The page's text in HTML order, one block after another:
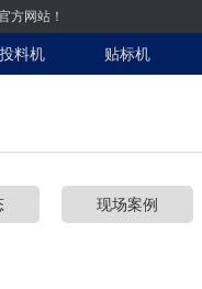
方网站！
料机 贴标机
现场案例